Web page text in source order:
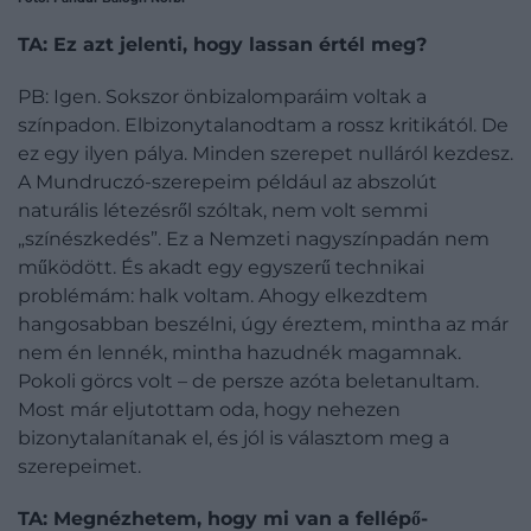
TA: Ez azt jelenti, hogy lassan értél meg?
PB: Igen. Sokszor önbizalomparáim voltak a
színpadon. Elbizonytalanodtam a rossz kritikától. De
ez egy ilyen pálya. Minden szerepet nulláról kezdesz.
A Mundruczó-szerepeim például az abszolút
naturális létezésről szóltak, nem volt semmi
„színészkedés”. Ez a Nemzeti nagyszínpadán nem
működött. És akadt egy egyszerű technikai
problémám: halk voltam. Ahogy elkezdtem
hangosabban beszélni, úgy éreztem, mintha az már
nem én lennék, mintha hazudnék magamnak.
Pokoli görcs volt – de persze azóta beletanultam.
Most már eljutottam oda, hogy nehezen
bizonytalanítanak el, és jól is választom meg a
szerepeimet.
TA: Megnézhetem, hogy mi van a fellépő­